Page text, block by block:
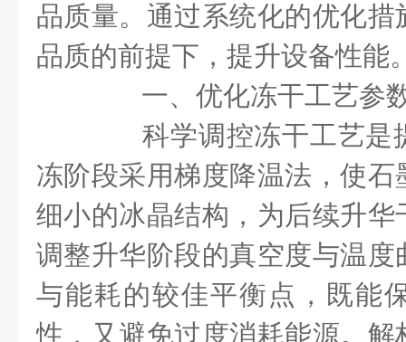
品质量。通过系统化的优化
品质的前提下，提升设备性能
一、优化冻干工艺参
科学调控冻干工艺是
冻阶段采用梯度降温法，使
细小的冰晶结构，为后续升
调整升华阶段的真空度与温
与能耗的较佳平衡点，既能
性，又避免过度消耗能源。